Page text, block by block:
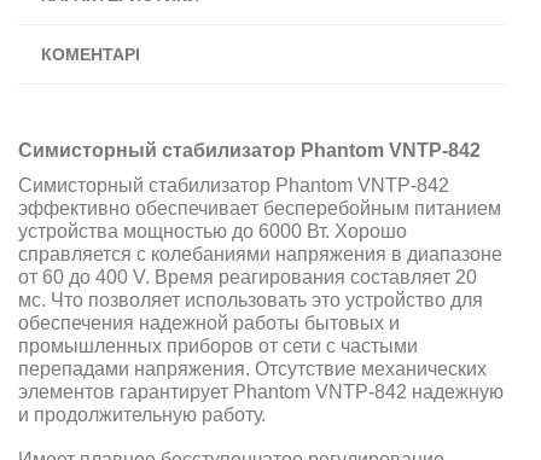
КОМЕНТАРІ
Симисторный стабилизатор Phantom VNTP-842
Симисторный стабилизатор Phantom VNTP-842
эффективно обеспечивает бесперебойным питанием
устройства мощностью до 6000 Вт. Хорошо
справляется с колебаниями напряжения в диапазоне
от 60 до 400 V. Время реагирования составляет 20
мс. Что позволяет использовать это устройство для
обеспечения надежной работы бытовых и
промышленных приборов от сети с частыми
перепадами напряжения. Отсутствие механических
элементов гарантирует Phantom VNTP-842 надежную
и продолжительную работу.